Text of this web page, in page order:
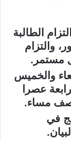
الطالبة
والتزام
مستمر .
والخميس
عصرا
مساء.
في